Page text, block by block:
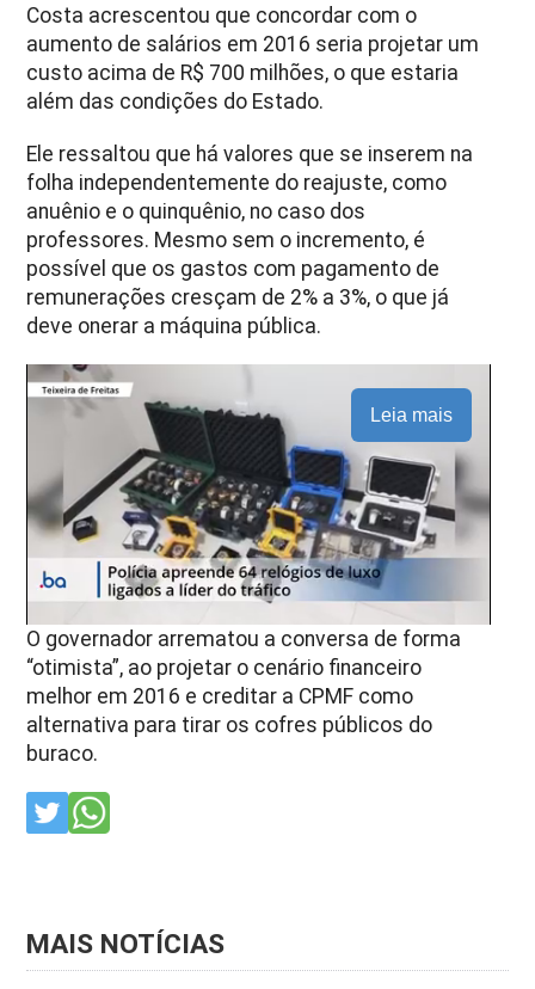
Costa acrescentou que concordar com o
aumento de salários em 2016 seria projetar um
custo acima de R$ 700 milhões, o que estaria
além das condições do Estado.
Ele ressaltou que há valores que se inserem na
folha independentemente do reajuste, como
anuênio e o quinquênio, no caso dos
professores. Mesmo sem o incremento, é
possível que os gastos com pagamento de
remunerações cresçam de 2% a 3%, o que já
deve onerar a máquina pública.
Leia mais
O governador arrematou a conversa de forma
“otimista”, ao projetar o cenário financeiro
melhor em 2016 e creditar a CPMF como
alternativa para tirar os cofres públicos do
buraco.
MAIS NOTÍCIAS